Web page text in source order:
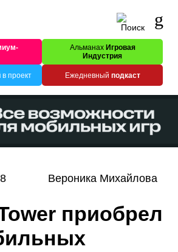
Альманах Игровая
Индустрия
в проект Ежедневный подкаст
Вероника Михайлова
приобрел